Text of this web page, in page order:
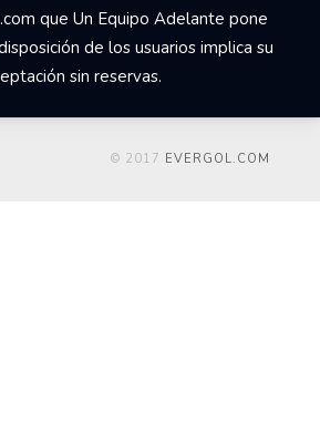
que Un Equipo Adelante pone
de los usuarios implica su
sin reservas.
© 2017 EVERGOL.COM